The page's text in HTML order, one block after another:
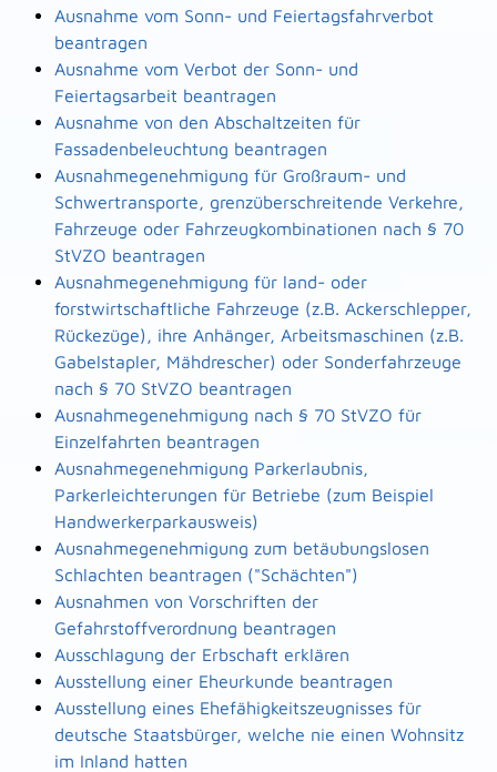
Ausnahme vom Sonn- und Feiertagsfahrverbot
beantragen
Ausnahme vom Verbot der Sonn- und
Feiertagsarbeit beantragen
Ausnahme von den Abschaltzeiten für
Fassadenbeleuchtung beantragen
Ausnahmegenehmigung für Großraum- und
Schwertransporte, grenzüberschreitende Verkehre,
Fahrzeuge oder Fahrzeugkombinationen nach § 70
StVZO beantragen
Ausnahmegenehmigung für land- oder
forstwirtschaftliche Fahrzeuge (z.B. Ackerschlepper,
Rückezüge), ihre Anhänger, Arbeitsmaschinen (z.B.
Gabelstapler, Mähdrescher) oder Sonderfahrzeuge
nach § 70 StVZO beantragen
Ausnahmegenehmigung nach § 70 StVZO für
Einzelfahrten beantragen
Ausnahmegenehmigung Parkerlaubnis,
Parkerleichterungen für Betriebe (zum Beispiel
Handwerkerparkausweis)
Ausnahmegenehmigung zum betäubungslosen
Schlachten beantragen ("Schächten")
Ausnahmen von Vorschriften der
Gefahrstoffverordnung beantragen
Ausschlagung der Erbschaft erklären
Ausstellung einer Eheurkunde beantragen
Ausstellung eines Ehefähigkeitszeugnisses für
deutsche Staatsbürger, welche nie einen Wohnsitz
im Inland hatten